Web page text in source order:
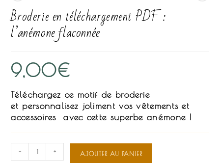
Broderie en téléchargement PDF :
l’anémone flaconnée
9,00€
Téléchargez ce motif de broderie
et personnalisez joliment vos vêtements et
accessoires avec cette superbe anémone !
quantité
- + AJOUTER AU PANIER